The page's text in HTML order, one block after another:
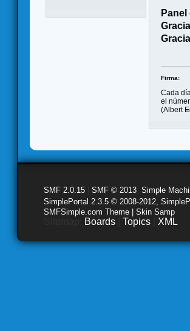
Firma:
Cada
el
(Albert
SMF 2.0.15 SMF © 2013 Simple
SimplePortal 2.3.5 © 2008-2012,
SMFSimple.com Theme | Skin Samp
Boards Topics XML